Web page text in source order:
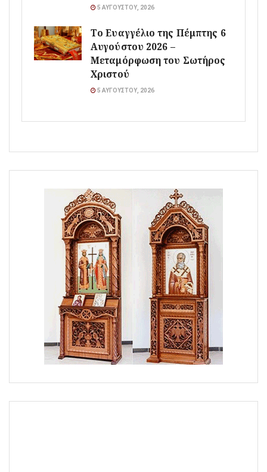
5 ΑΥΓΟΎΣΤΟΥ, 2026
Το Ευαγγέλιο της Πέμπτης 6
Αυγούστου 2026 –
Μεταμόρφωση του Σωτήρος
Χριστού
5 ΑΥΓΟΎΣΤΟΥ, 2026